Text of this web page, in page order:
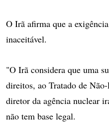
O Irã afirma que a
inaceitável.
"O Irã considera que uma
direitos, ao Tratado de
diretor da agência nuclear
não tem base legal.